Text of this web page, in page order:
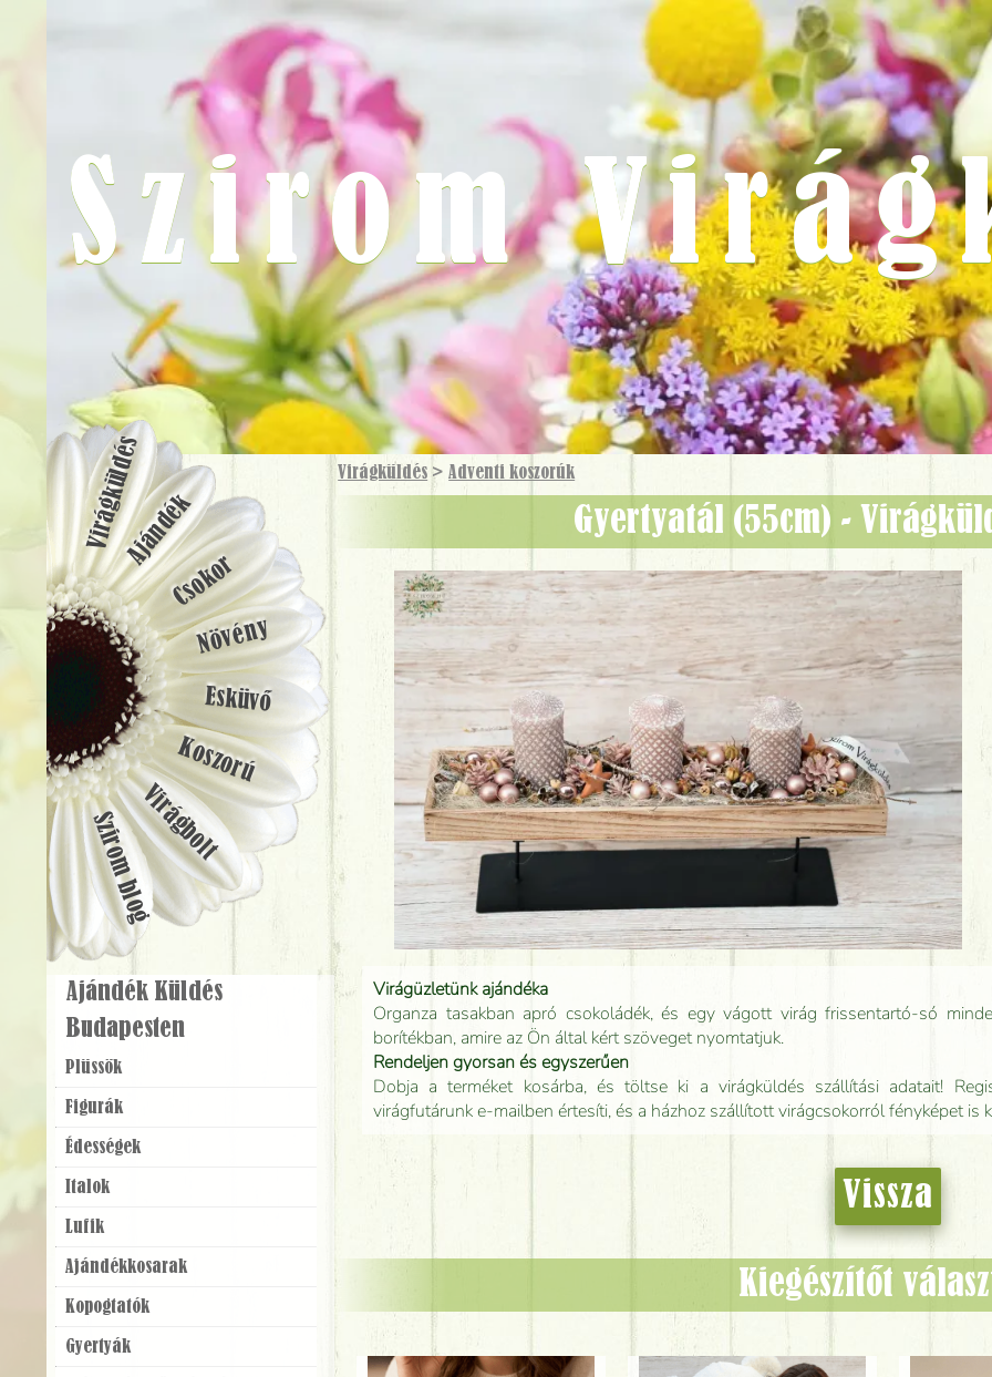
Virágküldés >Adventi koszorúk
Gyertyatál (55cm) -
Virágüzletünk ajándéka
Organza tasakban apró csokoládék, és egy vágott virág frissentartó-só
borítékban, amire az Ön által kért szöveget nyomtatjuk.
Rendeljen gyorsan és egyszerűen
Dobja a terméket kosárba, és töltse ki a virágküldés szállítási adatait!
virágfutárunk e-mailben értesíti, és a házhoz szállított virágcsokorról fényképet is
Vissza
Kiegészítőt
Szirom
VirágküldésAjándék
Csokor
Növény
Esküvő
Koszorú
Virágbolt
Szirom blog
Ajándék Küldés
Budapesten
Plüssök
Figurák
Édességek
Italok
Lufik
Ajándék­kosarak
Kopogtatók
Gyertyák